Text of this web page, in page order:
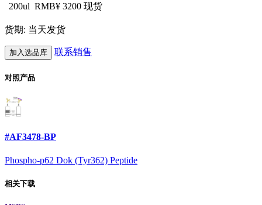
200ul RMB¥ 3200 现货
货期: 当天发货
加入选品库 联系销售
对照产品
#AF3478-BP
Phospho-p62 Dok (Tyr362) Peptide
相关下载